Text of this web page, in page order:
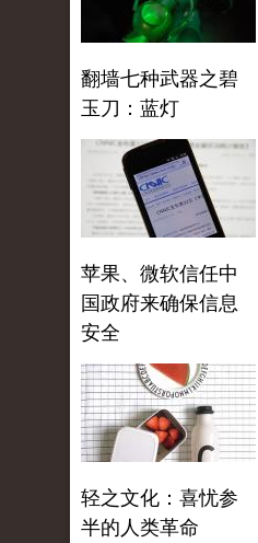
翻墙七种武器之碧
玉刀：蓝灯
苹果、微软信任中
国政府来确保信息
安全
轻之文化：喜忧参
半的人类革命